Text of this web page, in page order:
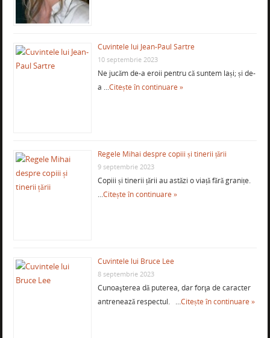
Cuvintele lui Jean-Paul Sartre
10 septembrie 2023
Ne jucăm de-a eroii pentru că suntem lași; și de-
a …Citește în continuare »
Regele Mihai despre copiii și tinerii țării
9 septembrie 2023
Copiii și tinerii țării au astăzi o viață fără granițe.
…Citește în continuare »
Cuvintele lui Bruce Lee
8 septembrie 2023
Cunoaşterea dă puterea, dar forţa de caracter
antrenează respectul. …Citește în continuare »